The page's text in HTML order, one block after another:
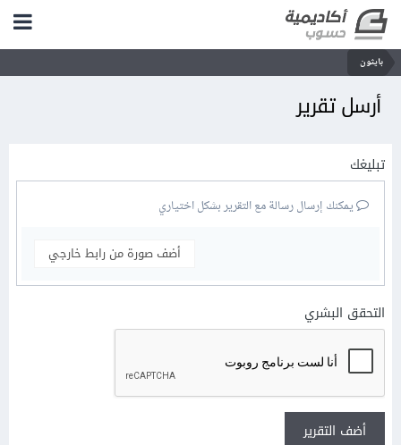
بايثون
أرسل تقرير
تبليغك
يمكنك إرسال رسالة مع التقرير بشكل اختياري
أضف صورة من رابط خارجي
التحقق البشري
أضف التقرير